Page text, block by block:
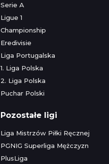
Serie A
Ligue 1
Championship
Eredivisie
Liga Portugalska
1. Liga Polska
2. Liga Polska
Puchar Polski
Pozostałe ligi
Liga Mistrzów Piłki Ręcznej
PGNIG Superliga Mężczyzn
PlusLiga